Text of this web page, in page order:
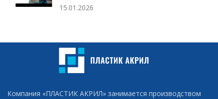
15.01.2026
Компания «ПЛАСТИК АКРИЛ» занимается производством